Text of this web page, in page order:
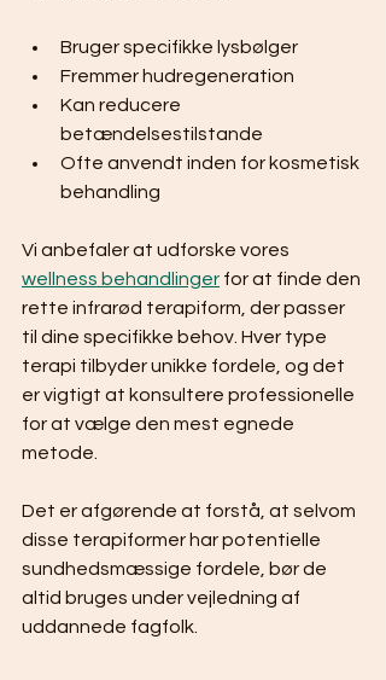
Bruger specifikke lysbølger
Fremmer hudregeneration
Kan reducere
betændelsestilstande
Ofte anvendt inden for kosmetisk
behandling
Vi anbefaler at udforske vores
wellness behandlinger for at finde den
rette infrarød terapiform, der passer
til dine specifikke behov. Hver type
terapi tilbyder unikke fordele, og det
er vigtigt at konsultere professionelle
for at vælge den mest egnede
metode.
Det er afgørende at forstå, at selvom
disse terapiformer har potentielle
sundhedsmæssige fordele, bør de
altid bruges under vejledning af
uddannede fagfolk.